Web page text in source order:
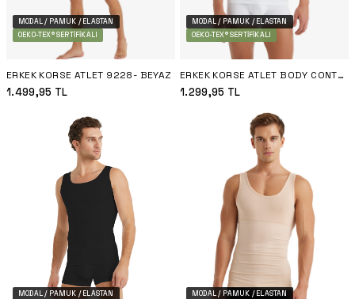
MODAL / PAMUK / ELASTAN
OEKO-TEX® SERTIFIKALI
ERKEK KORSE ATLET 9228- BEYAZ
1.499,95 TL
MODAL / PAMUK / ELASTAN
OEKO-TEX® SERTIFIKALI
ERKEK KORSE ATLET BODY CONTROL 9208 - BEYAZ
1.299,95 TL
MODAL / PAMUK / ELASTAN
MODAL / PAMUK / ELASTAN